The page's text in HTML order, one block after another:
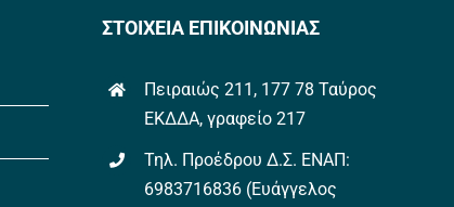
ΣΤΟΙΧΕΙΑ ΕΠΙΚΟΙΝΩΝΙΑΣ
Πειραιώς 211, 177 78 Ταύρος
ΕΚΔΔΑ, γραφείο 217
Τηλ. Προέδρου Δ.Σ. ΕΝΑΠ:
6983716836 (Ευάγγελος